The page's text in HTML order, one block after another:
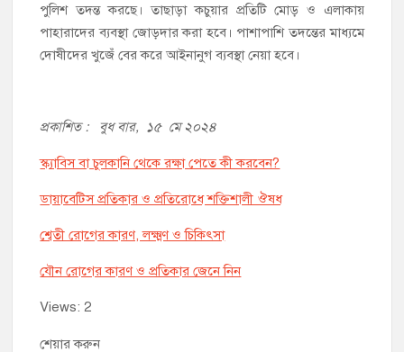
পুলিশ তদন্ত করছে। তাছাড়া কচুয়ার প্রতিটি মোড় ও এলাকায়
পাহারাদের ব্যবস্থা জোড়দার করা হবে। পাশাপাশি তদন্তের মাধ্যমে
দোষীদের খুজেঁ বের করে আইনানুগ ব্যবস্থা নেয়া হবে।
প্রকাশিত : বুধ বার, ১৫ মে ২০২৪
স্ক্যাবিস বা চুলকানি থেকে রক্ষা পেতে কী করবেন?
ডায়াবেটিস প্রতিকার ও প্রতিরোধে শক্তিশালী ঔষধ
শ্বেতী রোগের কারণ, লক্ষ্মণ ও চিকিৎসা
যৌন রোগের কারণ ও প্রতিকার জেনে নিন
Views: 2
শেয়ার করুন